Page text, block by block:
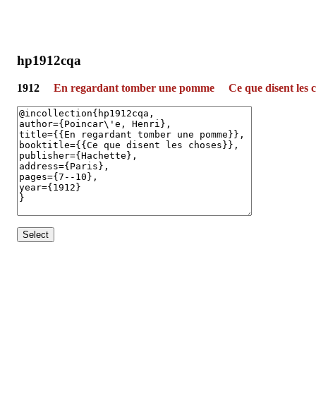
hp1912cqa
1912 En regardant tomber une pomme Ce que disent les
Select